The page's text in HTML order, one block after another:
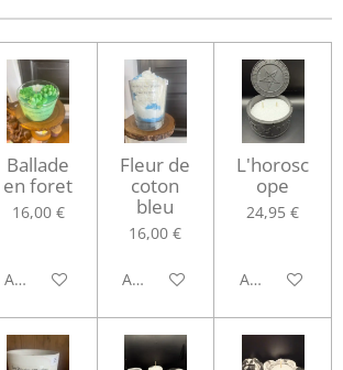
g
r
g
r
g
r
g
r
Ballade
en foret
16,00 €
Ajouter au panier
Fleur de
coton
bleu
16,00 €
Ajouter au panier
L'horosc
ope
24,95 €
Ajouter au